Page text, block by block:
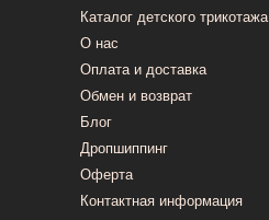
Каталог детского трикотажа
О нас
Оплата и доставка
Обмен и возврат
Блог
Дропшиппинг
Оферта
Контактная информация